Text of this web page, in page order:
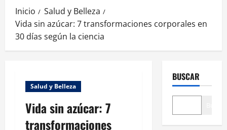
Inicio
Salud y Belleza
Vida sin azúcar: 7 transformaciones corporales en
30 días según la ciencia
Salud y Belleza
Vida sin azúcar: 7
transformaciones
BUSCAR